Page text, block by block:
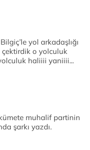
yol arkadaşlığı
çektirdik o yolculuk
haliiii yaniiii...
muhalif partinin
şarkı yazdı.